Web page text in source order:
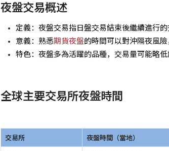
夜盤交易概述
定義：夜盤交易指日盤交易結束後繼續進行
意義：熟悉期貨夜盤的時間可以對沖隔夜風險
特色：夜盤多為活躍的品種，交易量可能略低
全球主要交易所夜盤時間
交易所 夜盤時間（當地）